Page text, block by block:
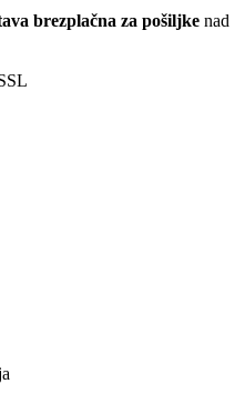
brezplačna za pošiljke nad